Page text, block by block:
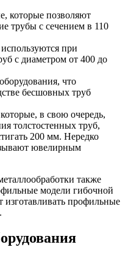
которые позволяют
трубы с сечением в 110
при
с диаметром от 400 до
что
бесшовных труб
в свою очередь,
толстостенных труб,
200 мм. Нередко
ювелирным
также
модели гибочной
изготавливать профильные